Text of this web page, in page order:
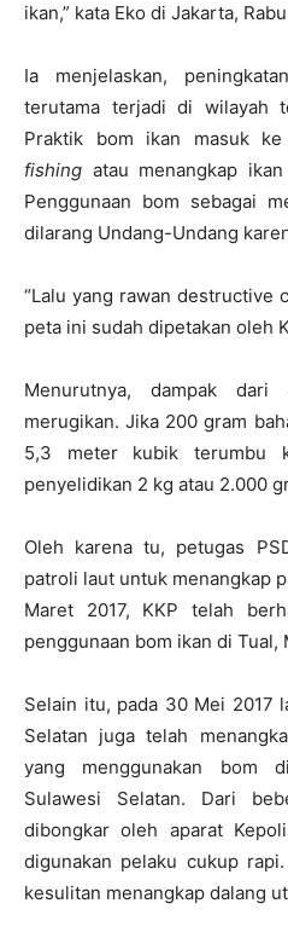
ikan,” kata Eko di Jakarta,
Ia menjelaskan,
terutama terjadi di wilayah
Praktik bom ikan masuk
fishing atau menangkap
Penggunaan bom sebagai
dilarang Undang-Undang
“Lalu yang rawan destructive
peta ini sudah dipetakan oleh
Menurutnya, dampak dari
merugikan. Jika 200 gram
5,3 meter kubik terumbu
penyelidikan 2 kg atau 2.000
Oleh karena tu, petugas
patroli laut untuk menangkap
Maret 2017, KKP telah
penggunaan bom ikan di Tual,
Selain itu, pada 30 Mei 2017
Selatan juga telah
yang menggunakan bom
Sulawesi Selatan. Dari
dibongkar oleh aparat
digunakan pelaku cukup
kesulitan menangkap dalang